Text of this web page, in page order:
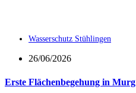
Wasserschutz Stühlingen
26/06/2026
Erste Flächenbegehung in Murg